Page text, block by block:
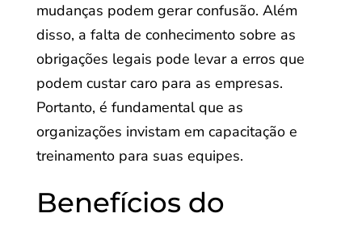
mudanças podem gerar confusão. Além
disso, a falta de conhecimento sobre as
obrigações legais pode levar a erros que
podem custar caro para as empresas.
Portanto, é fundamental que as
organizações invistam em capacitação e
treinamento para suas equipes.
Benefícios do